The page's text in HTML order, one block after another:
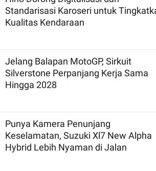
Standarisasi Karoseri untuk
Kualitas Kendaraan
Jelang Balapan MotoGP, Sirkuit
Silverstone Perpanjang Kerja Sama
Hingga 2028
Punya Kamera Penunjang
Keselamatan, Suzuki Xl7 New Alpha
Hybrid Lebih Nyaman di Jalan